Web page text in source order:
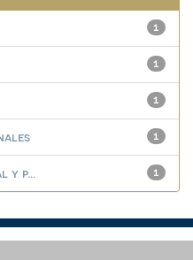
1
1
1
1
1
y p...